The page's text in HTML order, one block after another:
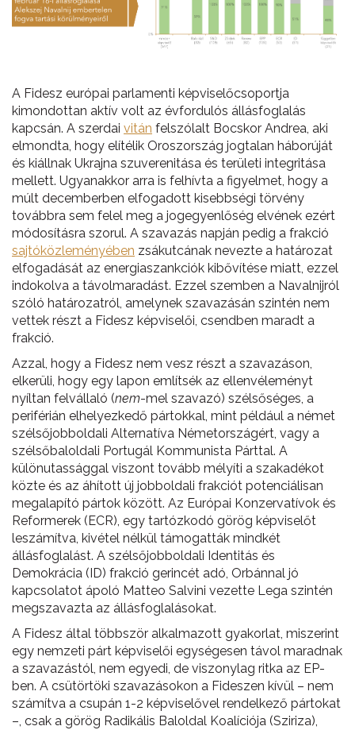
A Fidesz európai parlamenti képviselőcsoportja
kimondottan aktív volt az évfordulós állásfoglalás
kapcsán. A szerdai vitán felszólalt Bocskor Andrea, aki
elmondta, hogy elítélik Oroszország jogtalan háborúját
és kiállnak Ukrajna szuverenitása és területi integritása
mellett. Ugyanakkor arra is felhívta a figyelmet, hogy a
múlt decemberben elfogadott kisebbségi törvény
továbbra sem felel meg a jogegyenlőség elvének ezért
módosításra szorul. A szavazás napján pedig a frakció
sajtóközleményében zsákutcának nevezte a határozat
elfogadását az energiaszankciók kibővítése miatt, ezzel
indokolva a távolmaradást. Ezzel szemben a Navalnijról
szóló határozatról, amelynek szavazásán szintén nem
vettek részt a Fidesz képviselői, csendben maradt a
frakció.
Azzal, hogy a Fidesz nem vesz részt a szavazáson,
elkerüli, hogy egy lapon említsék az ellenvéleményt
nyíltan felvállaló (nem-mel szavazó) szélsőséges, a
periférián elhelyezkedő pártokkal, mint például a német
szélsőjobboldali Alternatíva Németországért, vagy a
szélsőbaloldali Portugál Kommunista Párttal. A
különutassággal viszont tovább mélyíti a szakadékot
közte és az áhított új jobboldali frakciót potenciálisan
megalapító pártok között. Az Európai Konzervatívok és
Reformerek (ECR), egy tartózkodó görög képviselőt
leszámítva, kivétel nélkül támogatták mindkét
állásfoglalást. A szélsőjobboldali Identitás és
Demokrácia (ID) frakció gerincét adó, Orbánnal jó
kapcsolatot ápoló Matteo Salvini vezette Lega szintén
megszavazta az állásfoglalásokat.
A Fidesz által többször alkalmazott gyakorlat, miszerint
egy nemzeti párt képviselői egységesen távol maradnak
a szavazástól, nem egyedi, de viszonylag ritka az EP-
ben. A csütörtöki szavazásokon a Fideszen kívül – nem
számítva a csupán 1-2 képviselővel rendelkező pártokat
–, csak a görög Radikális Baloldal Koalíciója (Sziriza),